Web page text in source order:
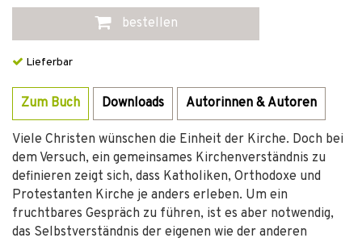
bestellen
Lieferbar
Zum Buch Downloads Autorinnen & Autoren
Viele Christen wünschen die Einheit der Kirche. Doch bei
dem Versuch, ein gemeinsames Kirchenverständnis zu
definieren zeigt sich, dass Katholiken, Orthodoxe und
Protestanten Kirche je anders erleben. Um ein
fruchtbares Gespräch zu führen, ist es aber notwendig,
das Selbstverständnis der eigenen wie der anderen